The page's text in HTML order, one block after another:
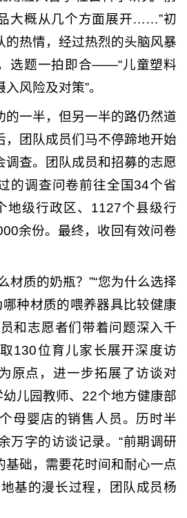
大概从几个方面展开……”初
的热情，经过热烈的头脑风暴
选题一拍即合——“儿童塑料
风险及对策”。
的一半，但另一半的路仍然道
，团队成员们马不停蹄地开始
查。团队成员和招募的志愿
的调查问卷前往全国34个省
地级行政区、1127个县级行
余份。最终，收回有效问卷
材质的奶瓶？”“您为什么选择
哪种材质的喂养器具比较健康
和志愿者们带着问题深入千
130位育儿家长展开深度访
原点，进一步拓展了访谈对
儿园教师、22个地方健康部
母婴店的销售人员。历时半
万字的访谈记录。“前期调研
基础，需要花时间和耐心一点
基的漫长过程，团队成员杨